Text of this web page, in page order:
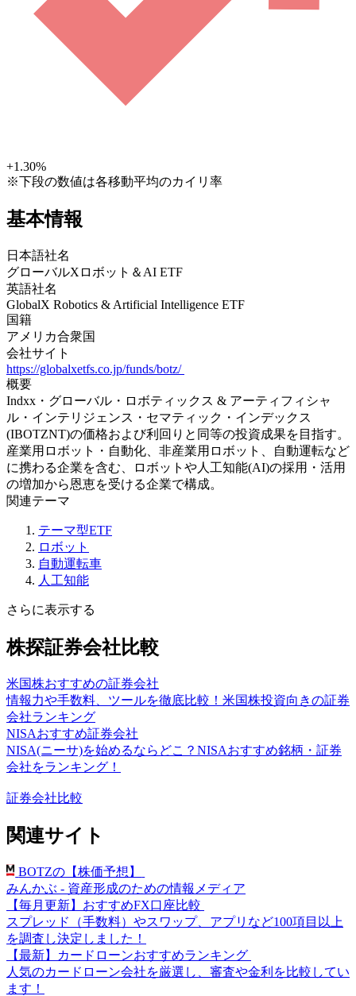
+1.30%
※下段の数値は各移動平均のカイリ率
基本情報
日本語社名
グローバルXロボット＆AI ETF
英語社名
GlobalX Robotics & Artificial Intelligence ETF
国籍
アメリカ合衆国
会社サイト
https://globalxetfs.co.jp/funds/botz/
概要
Indxx・グローバル・ロボティックス & アーティフィシャ
ル・インテリジェンス・セマティック・インデックス
(IBOTZNT)の価格および利回りと同等の投資成果を目指す。
産業用ロボット・自動化、非産業用ロボット、自動運転など
に携わる企業を含む、ロボットや人工知能(AI)の採用・活用
の増加から恩恵を受ける企業で構成。
関連テーマ
テーマ型ETF
ロボット
自動運転車
人工知能
さらに表示する
株探証券会社比較
米国株おすすめの証券会社
情報力や手数料、ツールを徹底比較！米国株投資向きの証券
会社ランキング
NISAおすすめ証券会社
NISA(ニーサ)を始めるならどこ？NISAおすすめ銘柄・証券
会社をランキング！
証券会社比較
関連サイト
BOTZの【株価予想】
みんかぶ - 資産形成のための情報メディア
【毎月更新】おすすめFX口座比較
スプレッド（手数料）やスワップ、アプリなど100項目以上
を調査し決定しました！
【最新】カードローンおすすめランキング
人気のカードローン会社を厳選し、審査や金利を比較してい
ます！